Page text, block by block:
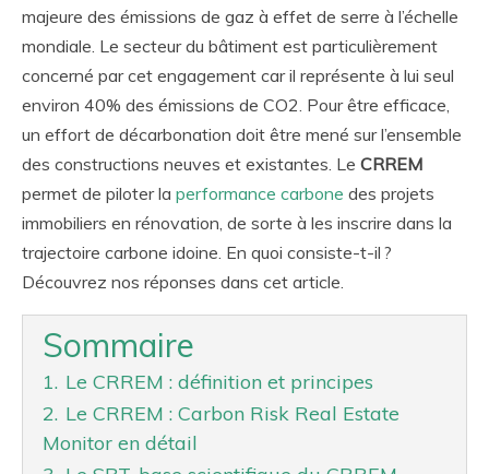
majeure des émissions de gaz à effet de serre à l’échelle
mondiale. Le secteur du bâtiment est particulièrement
concerné par cet engagement car il représente à lui seul
environ 40% des émissions de CO2. Pour être efficace,
un effort de décarbonation doit être mené sur l’ensemble
des constructions neuves et existantes. Le CRREM
permet de piloter la performance carbone des projets
immobiliers en rénovation, de sorte à les inscrire dans la
trajectoire carbone idoine. En quoi consiste-t-il ?
Découvrez nos réponses dans cet article.
Sommaire
1. Le CRREM : définition et principes
2. Le CRREM : Carbon Risk Real Estate
Monitor en détail